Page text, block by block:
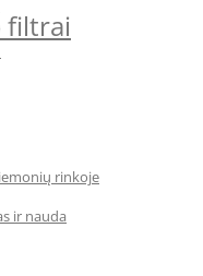
filtrai
rinkoje
ir nauda